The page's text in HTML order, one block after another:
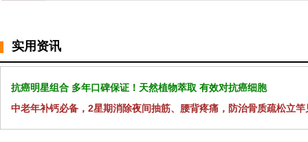
实用资讯
抗癌明星组合 多年口碑保证！天然植物萃取 有效对抗癌细胞
中老年补钙必备，2星期消除夜间抽筋、腰背疼痛，防治骨质疏松立竿